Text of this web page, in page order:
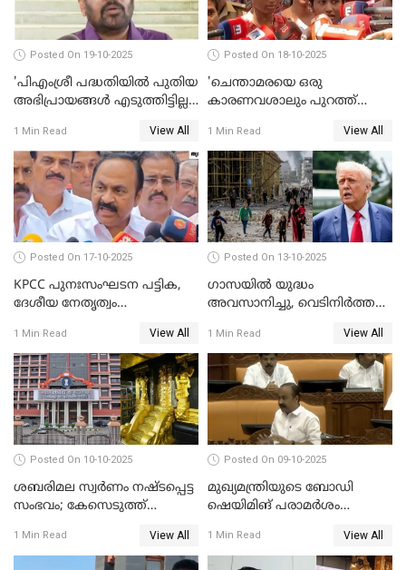
Posted On 19-10-2025
'പിഎംശ്രീ പദ്ധതിയില്‍ പുതിയ
അഭിപ്രായങ്ങള്‍ എടുത്തിട്ടില്ല';
1 Min Read View All
Posted On 18-10-2025
'ചെന്താമരയെ ഒരു
കാരണവശാലും പുറത്ത്
തങ്ങള്‍ക്ക് ഭയമാണ്';
സജിതയുടെ പെണ്‍മക്കള്‍
WATCH VIDEO
1 Min Read View All
Posted On 17-10-2025
KPCC പുനഃസംഘടന പട്ടിക,
ദേശീയ നേതൃത്വം
ഡി സതീശന്‍ WATCH VIDEO
1 Min Read View All
Posted On 13-10-2025
ഗാസയില്‍ യുദ്ധം
അവസാനിച്ചു, വെടിനിര്‍ത്തല്‍
1 Min Read View All
Posted On 10-10-2025
ശബരിമല സ്വര്‍ണം നഷ്ടപ്പെട്ട
സംഭവം; കേസെടുത്ത്
ഉത്തരവിട്ട് ഹൈക്കോടതി
WATCH VIDEO
1 Min Read View All
Posted On 09-10-2025
മുഖ്യമന്ത്രിയുടെ ബോഡി
ഷെയിമിങ് പരാമര്‍ശം
പ്രതിപക്ഷം WATCH VIDEO
1 Min Read View All